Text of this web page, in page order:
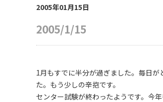
2005年01月15日
2005/1/15
1月もすでに半分が過ぎました。毎日
た。もう少しの辛抱です。
センター試験が終わったようです。今